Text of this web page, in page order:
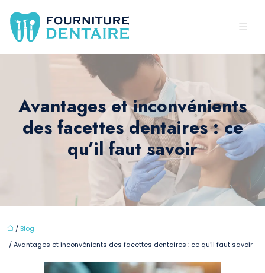
Avantages et inconvénients
des facettes dentaires : ce
qu’il faut savoir
/ Blog
/ Avantages et inconvénients des facettes dentaires : ce qu’il faut savoir